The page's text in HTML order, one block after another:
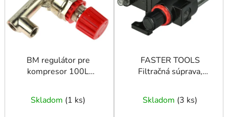
r
BM regulátor pre
kompresor 100L
Skladom (1 ks)
FASTER TOOLS
Filtračná súprava,
25 cm3
Skladom (3 ks)